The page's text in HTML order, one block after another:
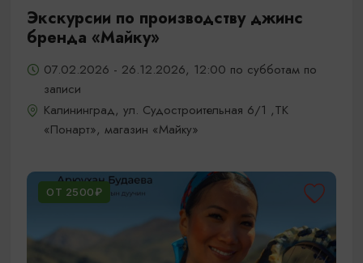
Экскурсии по производству джинс
бренда «Майку»
07.02.2026 - 26.12.2026, 12:00 по субботам по
записи
Калининград, ул. Судостроительная 6/1 ,ТК
«Понарт», магазин «Майку»
ОТ 2500₽